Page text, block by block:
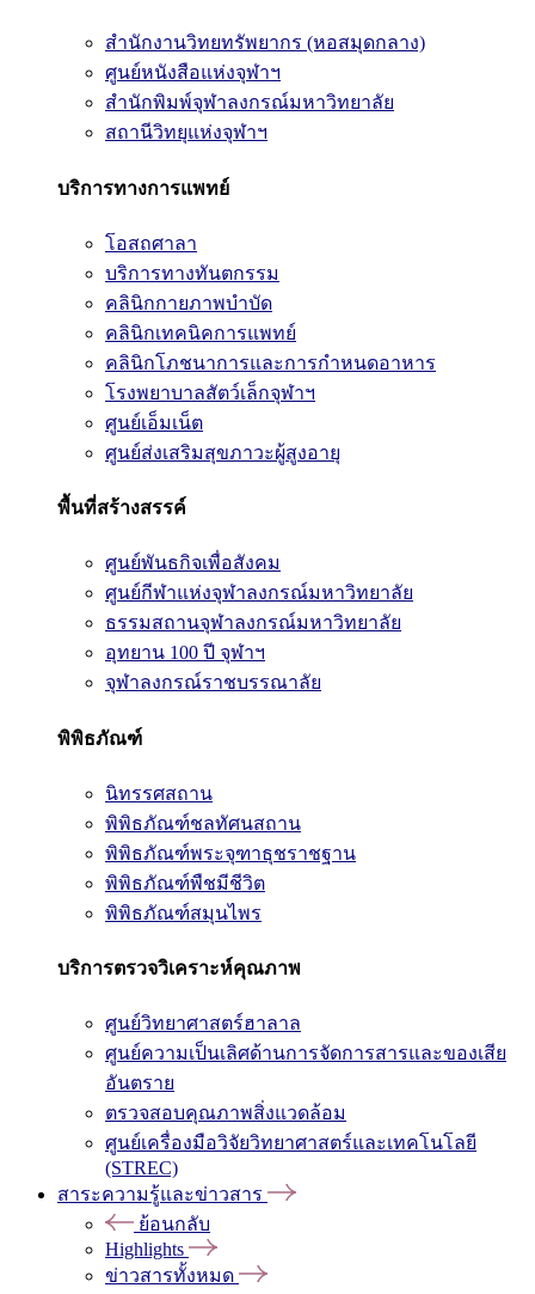
สำนักงานวิทยทรัพยากร (หอสมุดกลาง)
ศูนย์หนังสือแห่งจุฬาฯ
สำนักพิมพ์จุฬาลงกรณ์มหาวิทยาลัย
สถานีวิทยุแห่งจุฬาฯ
บริการทางการแพทย์
โอสถศาลา
บริการทางทันตกรรม
คลินิกกายภาพบำบัด
คลินิกเทคนิคการแพทย์
คลินิกโภชนาการและการกำหนดอาหาร
โรงพยาบาลสัตว์เล็กจุฬาฯ
ศูนย์เอ็มเน็ต
ศูนย์ส่งเสริมสุขภาวะผู้สูงอายุ
พื้นที่สร้างสรรค์
ศูนย์พันธกิจเพื่อสังคม
ศูนย์กีฬาแห่งจุฬาลงกรณ์มหาวิทยาลัย
ธรรมสถานจุฬาลงกรณ์มหาวิทยาลัย
อุทยาน 100 ปี จุฬาฯ
จุฬาลงกรณ์ราชบรรณาลัย
พิพิธภัณฑ์
นิทรรศสถาน
พิพิธภัณฑ์ชลทัศนสถาน
พิพิธภัณฑ์พระจุฑาธุชราชฐาน
พิพิธภัณฑ์พืชมีชีวิต
พิพิธภัณฑ์สมุนไพร
บริการตรวจวิเคราะห์คุณภาพ
ศูนย์วิทยาศาสตร์ฮาลาล
ศูนย์ความเป็นเลิศด้านการจัดการสารและของเสีย
อันตราย
ตรวจสอบคุณภาพสิ่งแวดล้อม
ศูนย์เครื่องมือวิจัยวิทยาศาสตร์และเทคโนโลยี
(STREC)
สาระความรู้และข่าวสาร
ย้อนกลับ
Highlights
ข่าวสารทั้งหมด